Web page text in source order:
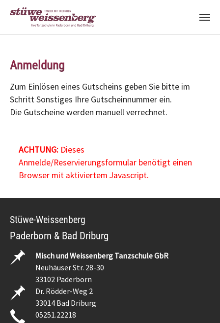
Anmeldung
Zum Einlösen eines Gutscheins geben Sie bitte im
Schritt Sonstiges Ihre Gutscheinnummer ein.
Die Gutscheine werden manuell verrechnet.
ACHTUNG:Dieses
Anmelde/Reservierungsformular benötigt einen
Browser mit aktiviertem Javascript.
Stüwe-Weissenberg
Paderborn & Bad Driburg
Misch und Weissenberg Tanzschule GbR
Neuhäuser Str. 28-30
33102 Paderborn
Dr. Rödder-Weg 2
33014 Bad Driburg
05251.22218